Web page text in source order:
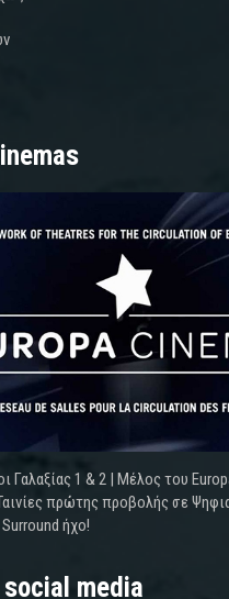
Γαλαξίας 1 & 2 | Μέλος του
πρώτης προβολής σε
ήχο!
media